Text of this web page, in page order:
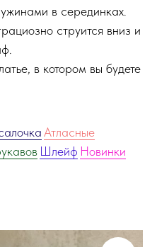
в серединках.
струится вниз и
в котором вы будете
Атласные
Шлейф Новинки